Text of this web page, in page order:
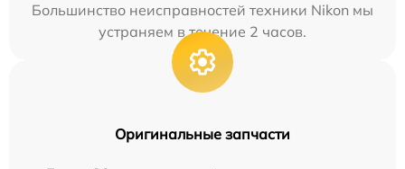
Большинство неисправностей техники Nikon мы
устраняем в течение 2 часов.
Оригинальные запчасти